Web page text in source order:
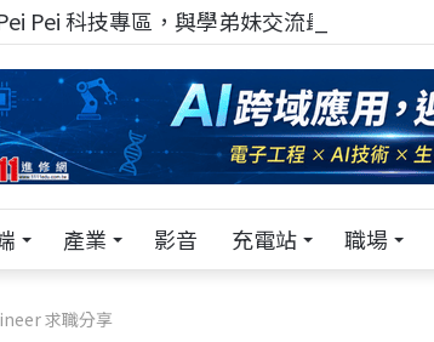
Pei 科技專區，與學弟妹交流最硬核的技術
產業 影音 充電站 職場
求職分享